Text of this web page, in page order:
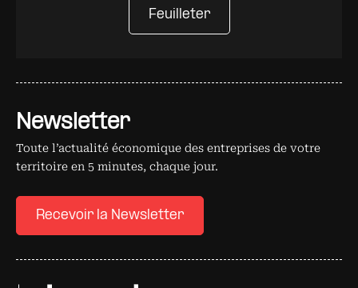
Newsletter
Toute l’actualité économique des entreprises de votre
territoire en 5 minutes, chaque jour.
Recevoir la Newsletter
Feuilleter